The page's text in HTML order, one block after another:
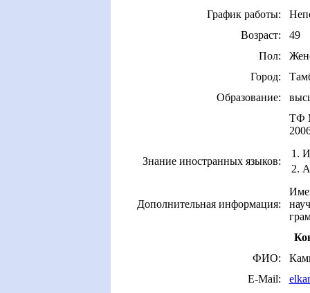
График работы:
Возраст:
49
Пол:
Город:
Образование:
ТФ
Знание иностранных языков:
1.
2.
Дополнительная информация:
ФИО:
E-Mail: